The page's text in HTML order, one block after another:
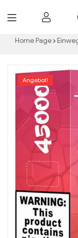
Home Page
Angebot!